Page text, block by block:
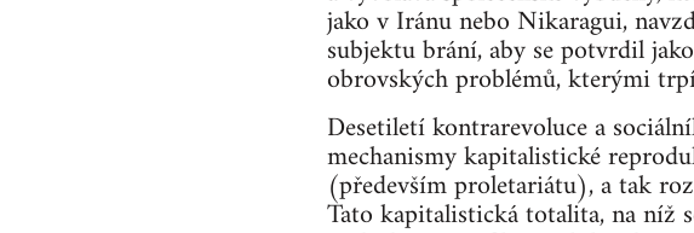
jako v Iránu nebo Nikaragui,
subjektu brání, aby se potvrdil
obrovských problémů, kterými
Desetiletí kontrarevoluce a
mechanismy kapitalistické
(především proletariátu), a tak
Tato kapitalistická totalita, na níž